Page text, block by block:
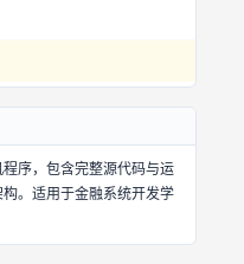
序，包含完整源代码与运
。适用于金融系统开发学